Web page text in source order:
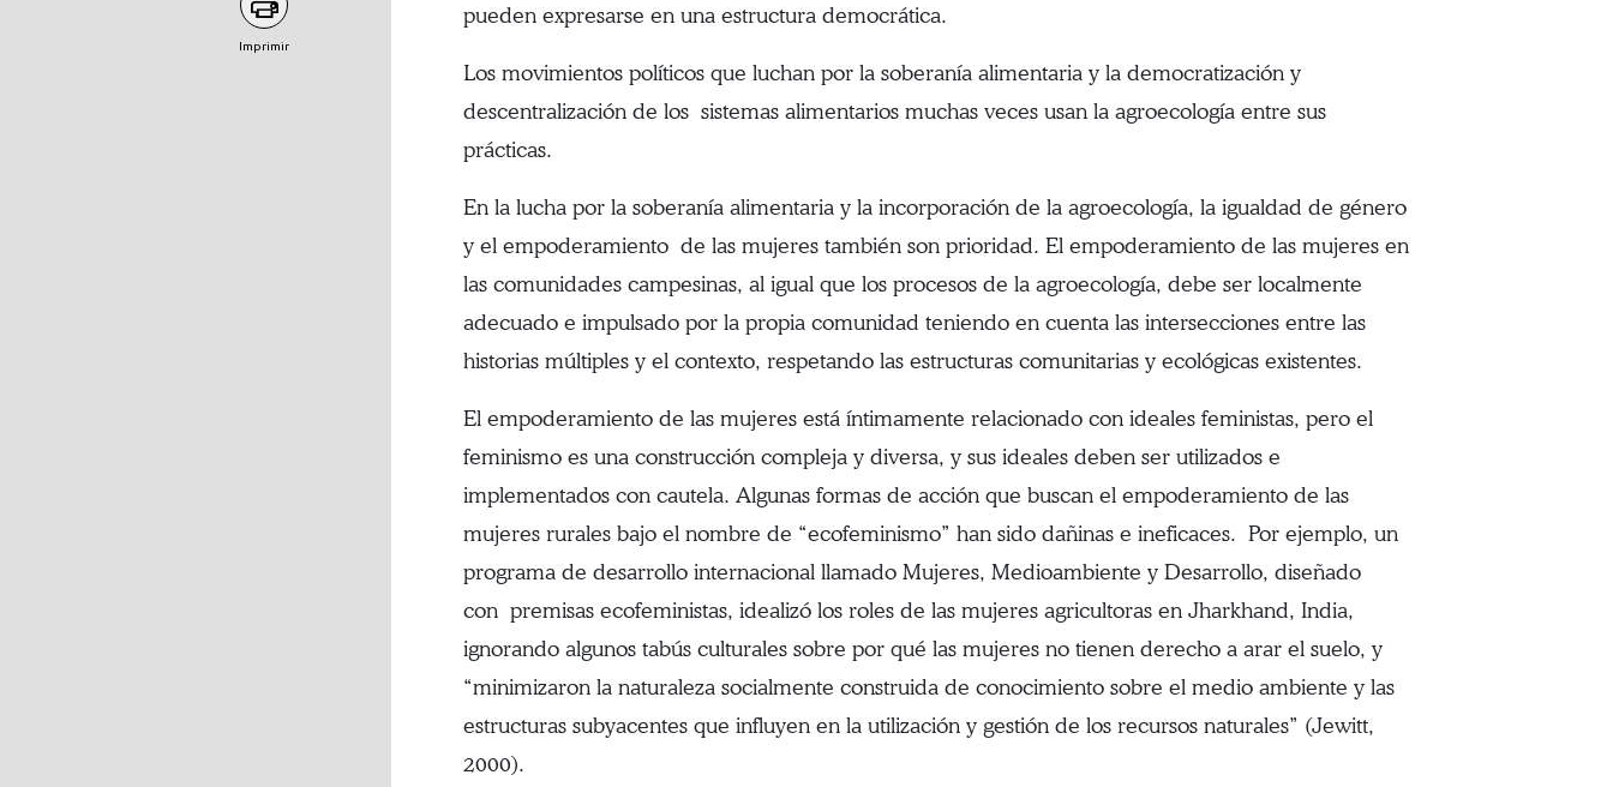
Imprimir
pueden expresarse en una estructura democrática.
Los movimientos políticos que luchan por la soberanía alimentaria y la democratización y
descentralización de los sistemas alimentarios muchas veces usan la agroecología entre sus
prácticas.
En la lucha por la soberanía alimentaria y la incorporación de la agroecología, la igualdad de género
y el empoderamiento de las mujeres también son prioridad. El empoderamiento de las mujeres en
las comunidades campesinas, al igual que los procesos de la agroecología, debe ser localmente
adecuado e impulsado por la propia comunidad teniendo en cuenta las intersecciones entre las
historias múltiples y el contexto, respetando las estructuras comunitarias y ecológicas existentes.
El empoderamiento de las mujeres está íntimamente relacionado con ideales feministas, pero el
feminismo es una construcción compleja y diversa, y sus ideales deben ser utilizados e
implementados con cautela. Algunas formas de acción que buscan el empoderamiento de las
mujeres rurales bajo el nombre de “ecofeminismo” han sido dañinas e ineficaces. Por ejemplo, un
programa de desarrollo internacional llamado Mujeres, Medioambiente y Desarrollo, diseñado
con premisas ecofeministas, idealizó los roles de las mujeres agricultoras en Jharkhand, India,
ignorando algunos tabús culturales sobre por qué las mujeres no tienen derecho a arar el suelo, y
“minimizaron la naturaleza socialmente construida de conocimiento sobre el medio ambiente y las
estructuras subyacentes que influyen en la utilización y gestión de los recursos naturales” (Jewitt,
2000).